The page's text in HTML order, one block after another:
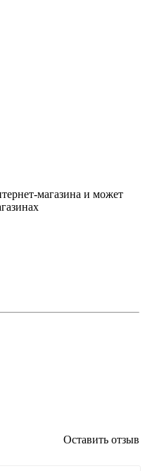
магазина и может
Оставить отзыв